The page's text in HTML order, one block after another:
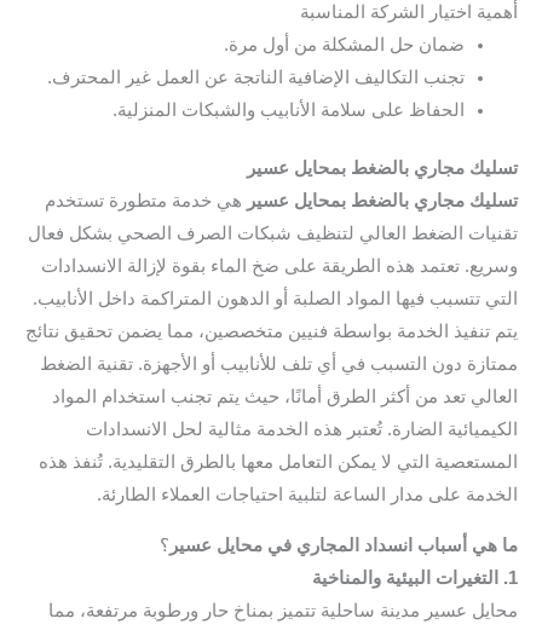
أهمية اختيار الشركة المناسبة
ضمان حل المشكلة من أول مرة.
تجنب التكاليف الإضافية الناتجة عن العمل غير المحترف.
الحفاظ على سلامة الأنابيب والشبكات المنزلية.
تسليك مجاري بالضغط بمحايل عسير
تسليك مجاري بالضغط بمحايل عسير هي خدمة متطورة تستخدم
تقنيات الضغط العالي لتنظيف شبكات الصرف الصحي بشكل فعال
وسريع. تعتمد هذه الطريقة على ضخ الماء بقوة لإزالة الانسدادات
التي تتسبب فيها المواد الصلبة أو الدهون المتراكمة داخل الأنابيب.
يتم تنفيذ الخدمة بواسطة فنيين متخصصين، مما يضمن تحقيق نتائج
ممتازة دون التسبب في أي تلف للأنابيب أو الأجهزة. تقنية الضغط
العالي تعد من أكثر الطرق أمانًا، حيث يتم تجنب استخدام المواد
الكيميائية الضارة. تُعتبر هذه الخدمة مثالية لحل الانسدادات
المستعصية التي لا يمكن التعامل معها بالطرق التقليدية. تُنفذ هذه
الخدمة على مدار الساعة لتلبية احتياجات العملاء الطارئة.
ما هي أسباب انسداد المجاري في محايل عسير ؟
1. التغيرات البيئية والمناخية
محايل عسير مدينة ساحلية تتميز بمناخ حار ورطوبة مرتفعة، مما